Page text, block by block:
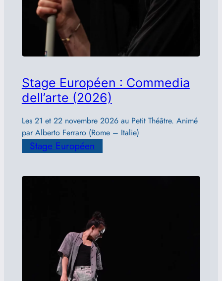
Stage Européen : Commedia
dell’arte (2026)
Les 21 et 22 novembre 2026 au Petit Théâtre. Animé
par Alberto Ferraro (Rome – Italie)
Stage Européen